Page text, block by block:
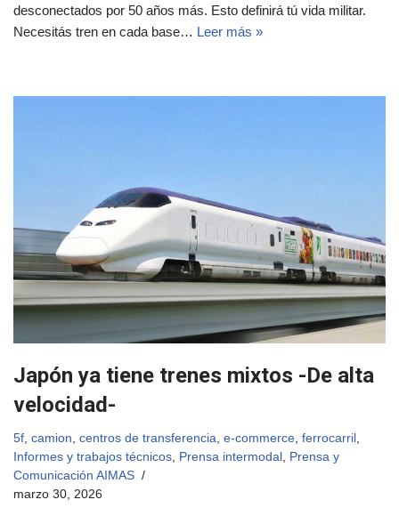
desconectados por 50 años más. Esto definirá tú vida militar.
Necesitás tren en cada base… Leer más »
Japón ya tiene trenes mixtos -De alta
velocidad-
5f camion centros de transferencia e-commerce ferrocarril
Informes y trabajos técnicos
Prensa intermodal
Prensa y
Comunicación AIMAS
marzo 30, 2026